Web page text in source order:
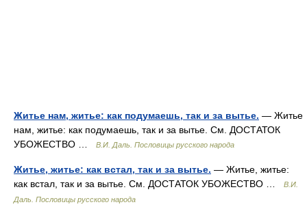
Житье нам, житье: как подумаешь, так и за вытье. — Житье
нам, житье: как подумаешь, так и за вытье. См. ДОСТАТОК
УБОЖЕСТВО …
В.И. Даль. Пословицы русского народа
Житье, житье: как встал, так и за вытье. — Житье, житье:
как встал, так и за вытье. См. ДОСТАТОК УБОЖЕСТВО …
В.И.
Даль. Пословицы русского народа